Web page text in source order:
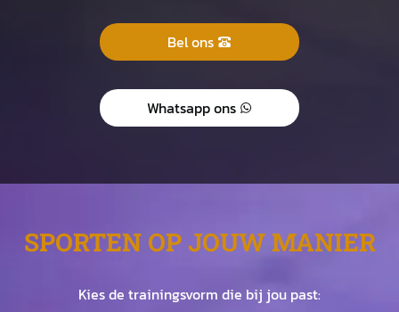
Bel ons
Whatsapp ons
SPORTEN OP JOUW MANIER
Kies de trainingsvorm die bij jou past: